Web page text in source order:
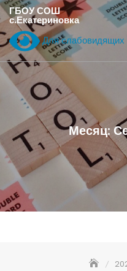
Перейти
к
содержанию
ГБОУ СОШ
с.Екатериновка
Для слабовидящих
Месяц: